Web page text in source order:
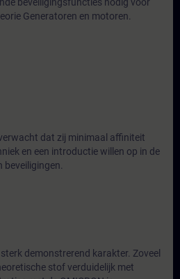
Generatoren en motoren.
dat zij minimaal affiniteit
en een introductie willen op in de
demonstrerend karakter. Zoveel
stof verduidelijk met